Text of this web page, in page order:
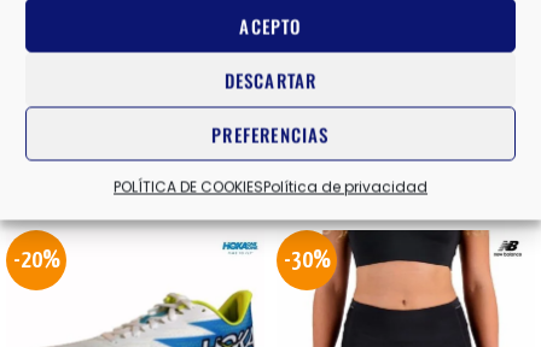
ACEPTO
DESCARTAR
PREFERENCIAS
POLÍTICA DE COOKIESPolítica de privacidad
Productos relacionados
-20% -30%